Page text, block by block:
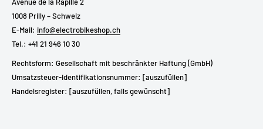
Avenue de la Rapille 2
1008 Prilly – Schweiz
E-Mail: info@electrobikeshop.ch
Tel.: +41 21 946 10 30
Rechtsform: Gesellschaft mit beschränkter Haftung (GmbH)
Umsatzsteuer-Identifikationsnummer: [auszufüllen]
Handelsregister: [auszufüllen, falls gewünscht]